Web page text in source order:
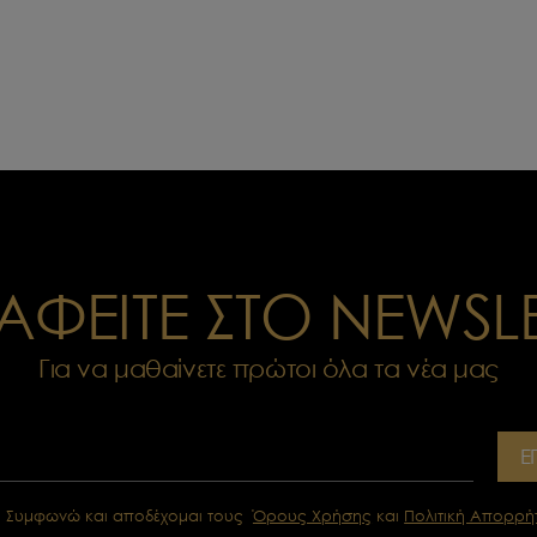
ΣΤΟ
Για να μαθαίνετε πρώτοι όλα τα νέα μας
Συμφωνώ και αποδέχομαι τουςΌρους Χρήσης και Πολιτική